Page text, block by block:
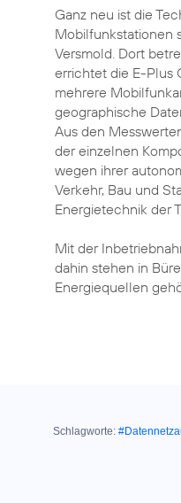
Ganz neu ist die
Mobilfunkstationen
Versmold. Dort
errichtet die E-Plus
mehrere
geographische
Aus den
der einzelnen
wegen ihrer
Verkehr, Bau und
Energietechnik der
Mit der
dahin stehen in
Energiequellen
Schlagworte: